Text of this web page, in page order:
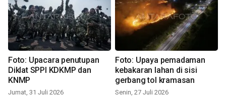
Foto: Upacara penutupan
Diklat SPPI KDKMP dan
KNMP
Jumat, 31 Juli 2026
Foto: Upaya pemadaman
kebakaran lahan di sisi
gerbang tol kramasan
Senin, 27 Juli 2026